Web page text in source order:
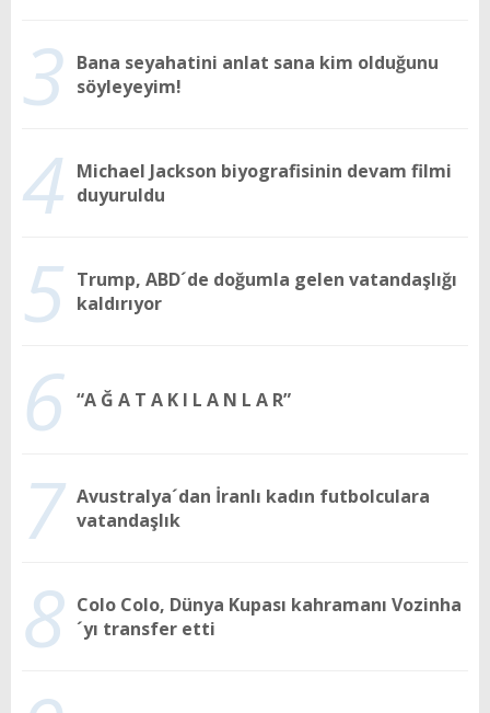
3 Bana seyahatini anlat sana kim olduğunu
söyleyeyim!
4 Michael Jackson biyografisinin devam filmi
duyuruldu
5 Trump, ABD´de doğumla gelen vatandaşlığı
kaldırıyor
6 “A Ğ A T A K I L A N L A R”
7 Avustralya´dan İranlı kadın futbolculara
vatandaşlık
8 Colo Colo, Dünya Kupası kahramanı Vozinha
´yı transfer etti